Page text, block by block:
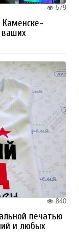
579
ваших
840
печатью
и любых